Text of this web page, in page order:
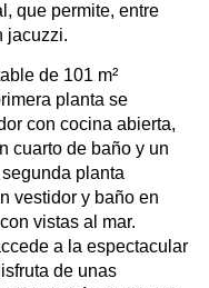
que permite, entre
jacuzzi.
de 101 m²
planta se
con cocina abierta,
cuarto de baño y un
planta
vestidor y baño en
vistas al mar.
a la espectacular
de unas